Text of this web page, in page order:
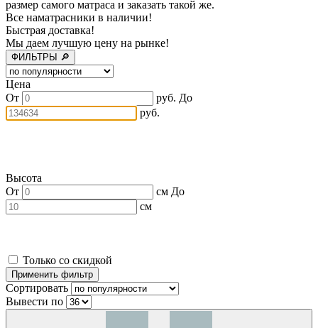
размер самого матраса и заказать такой же.
Все наматрасники в наличии!
Быстрая доставка!
Мы даем лучшую цену на рынке!
ФИЛЬТРЫ 🔎
Цена
От
руб. До
руб.
Высота
От
см До
см
Только со скидкой
Сортировать
Вывести по